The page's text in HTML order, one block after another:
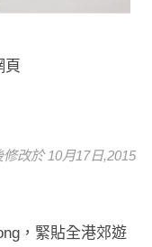
頁
修改於 10月17日,2015
，緊貼全港郊遊